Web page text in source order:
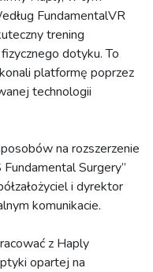
FundamentalVR
trening
dotyku. To
platformę poprzez
technologii
na rozszerzenie
Surgery”
i dyrektor
komunikacie.
z Haply
opartej na